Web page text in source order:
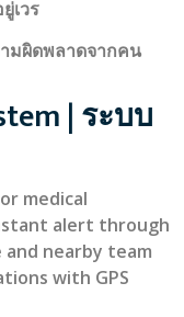
เวร
ามผิดพลาดจากคน
| ระบบ
medical
alert through
and nearby team
with GPS